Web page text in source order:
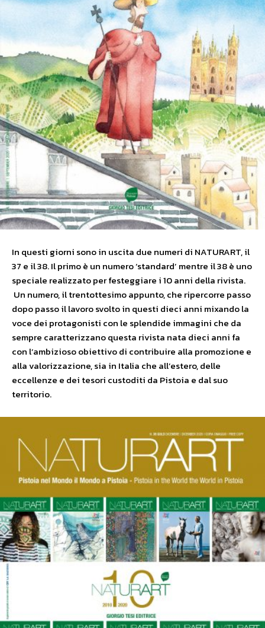
In questi giorni sono in uscita due numeri di NATURART, il
37 e il 38. Il primo è un numero ‘standard’ mentre il 38 è uno
speciale realizzato per festeggiare i 10 anni della rivista.
Un numero, il trentottesimo appunto, che ripercorre passo
dopo passo il lavoro svolto in questi dieci anni mixando la
voce dei protagonisti con le splendide immagini che da
sempre caratterizzano questa rivista nata dieci anni fa
con l’ambizioso obiettivo di contribuire alla promozione e
alla valorizzazione, sia in Italia che all’estero, delle
eccellenze e dei tesori custoditi da Pistoia e dal suo
territorio.